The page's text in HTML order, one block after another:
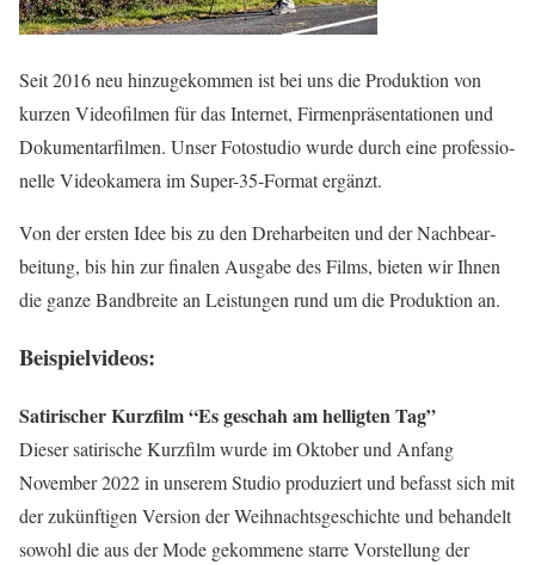
Seit 2016 neu hin­zu­ge­kom­men ist bei uns die Pro­duk­ti­on von
kur­zen Video­fil­men für das Inter­net, Fir­men­prä­sen­ta­tio­nen und
Doku­men­tar­fil­men. Unser Foto­stu­dio wur­de durch eine pro­fes­sio­
nel­le Video­ka­me­ra im Super-35-For­mat ergänzt.
Von der ers­ten Idee bis zu den Dreh­ar­bei­ten und der Nach­be­ar­
bei­tung, bis hin zur fina­len Aus­ga­be des Films, bie­ten wir Ihnen
die gan­ze Band­brei­te an Leis­tun­gen rund um die Pro­duk­ti­on an.
Beispielvideos:
Sati­ri­scher Kurz­film “Es geschah am hel­lig­ten Tag”
Die­ser sati­ri­sche Kurz­film wur­de im Okto­ber und Anfang
Novem­ber 2022 in unse­rem Stu­dio pro­du­ziert und befasst sich mit
der zukünf­ti­gen Ver­si­on der Weih­nachts­ge­schich­te und behan­delt
sowohl die aus der Mode gekom­me­ne star­re Vor­stel­lung der